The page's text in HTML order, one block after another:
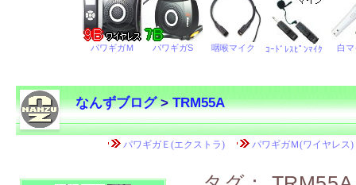
なんずブログ>TRM55A